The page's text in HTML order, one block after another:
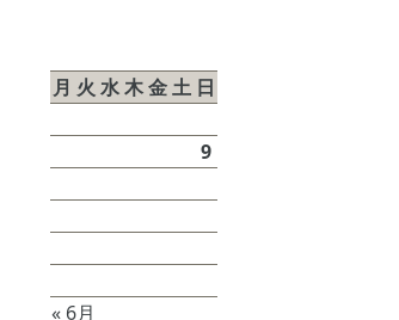
月 火 水木金土 日
« 6月
9